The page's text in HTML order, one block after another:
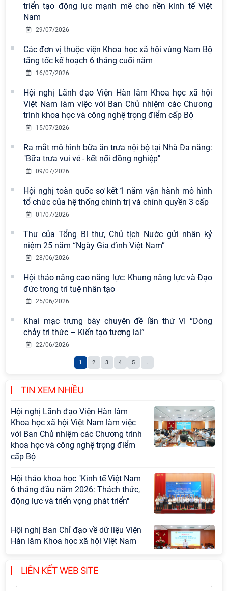
triển tạo động lực mạnh mẽ cho nền kinh tế Việt
Nam
29/07/2026
Các đơn vị thuộc viện Khoa học xã hội vùng Nam Bộ
tăng tốc kế hoạch 6 tháng cuối năm
16/07/2026
Hội nghị Lãnh đạo Viện Hàn lâm Khoa học xã hội
Việt Nam làm việc với Ban Chủ nhiệm các Chương
trình khoa học và công nghệ trọng điểm cấp Bộ
15/07/2026
Ra mắt mô hình bữa ăn trưa nội bộ tại Nhà Đa năng:
"Bữa trưa vui vẻ - kết nối đồng nghiệp"
09/07/2026
Hội nghị toàn quốc sơ kết 1 năm vận hành mô hình
tổ chức của hệ thống chính trị và chính quyền 3 cấp
01/07/2026
Thư của Tổng Bí thư, Chủ tịch Nước gửi nhân kỷ
niệm 25 năm “Ngày Gia đình Việt Nam”
28/06/2026
Hội thảo nâng cao năng lực: Khung năng lực và Đạo
đức trong trí tuệ nhân tạo
25/06/2026
Khai mạc trưng bày chuyên đề lần thứ VI “Dòng
chảy tri thức – Kiến tạo tương lai”
22/06/2026
1 2 3 4 5 ...
TIN XEM NHIỀU
Viện Hàn lâm Khoa học xã hội Việt
Nam có 02 tác phẩm đạt giải khuyến
khích tại Cuộc thi chính luận bảo vệ
nền tảng tư tưởng của Đảng năm
2026
Chi bộ Viện Sử học tổ chức Tọa đàm
chuyên đề: Đẩy mạnh học tập, thực
pháp, phong cách Hồ Chí Minh trong
giai đoạn phát triển mới
hội Việt Nam sơ kết công tác 6 tháng
đầu năm và triển khai nhiệm vụ
trọng tâm 6 tháng cuối năm 2026
Hội thảo khoa học quốc tế “Không
gian phát triển Việt Nam trong kỷ
nguyên mới: Định hướng chiến lược
vào thứ ba, ngày 28/7/2026
Tọa đàm Giao lưu chuyên đề về
những kinh nghiệm quan trọng của
Đảng Cộng sản Trung Quốc và Đảng
sự nghiệp xây dựng chủ nghĩa xã hội
Hội nghị Lãnh đạo Viện Hàn lâm
Khoa học xã hội Việt Nam làm việc
với Ban Chủ nhiệm các Chương trình
khoa học và công nghệ trọng điểm
cấp Bộ
Hội thảo khoa học "Kinh tế Việt Nam
6 tháng đầu năm 2026: Thách thức,
động lực và triển vọng phát triển"
Hội nghị Ban Chỉ đạo về dữ liệu Viện
Hàn lâm Khoa học xã hội Việt Nam
LIÊN KẾT WEB SITE